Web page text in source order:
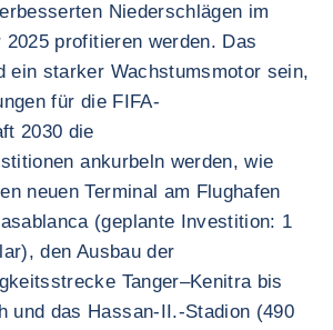
Niederschlägen im
profitieren werden. Das
ein starker Wachstumsmotor sein,
für die FIFA-
2030 die
ankurbeln werden, wie
neuen Terminal am Flughafen
(geplante Investition: 1
den Ausbau der
Tanger–Kenitra bis
und das Hassan-II.-Stadion (490